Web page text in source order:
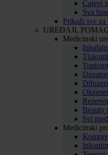
Čajevi
Sva
Prikaži sve
UREĐAJI,
Medicinski
Beauty
Svi
Medicinski